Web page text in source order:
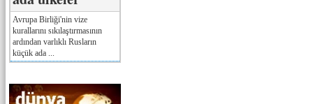
Avrupa Birliği'nin vize
kurallarını sıkılaştırmasının
ardından varlıklı Rusların
küçük ada ...